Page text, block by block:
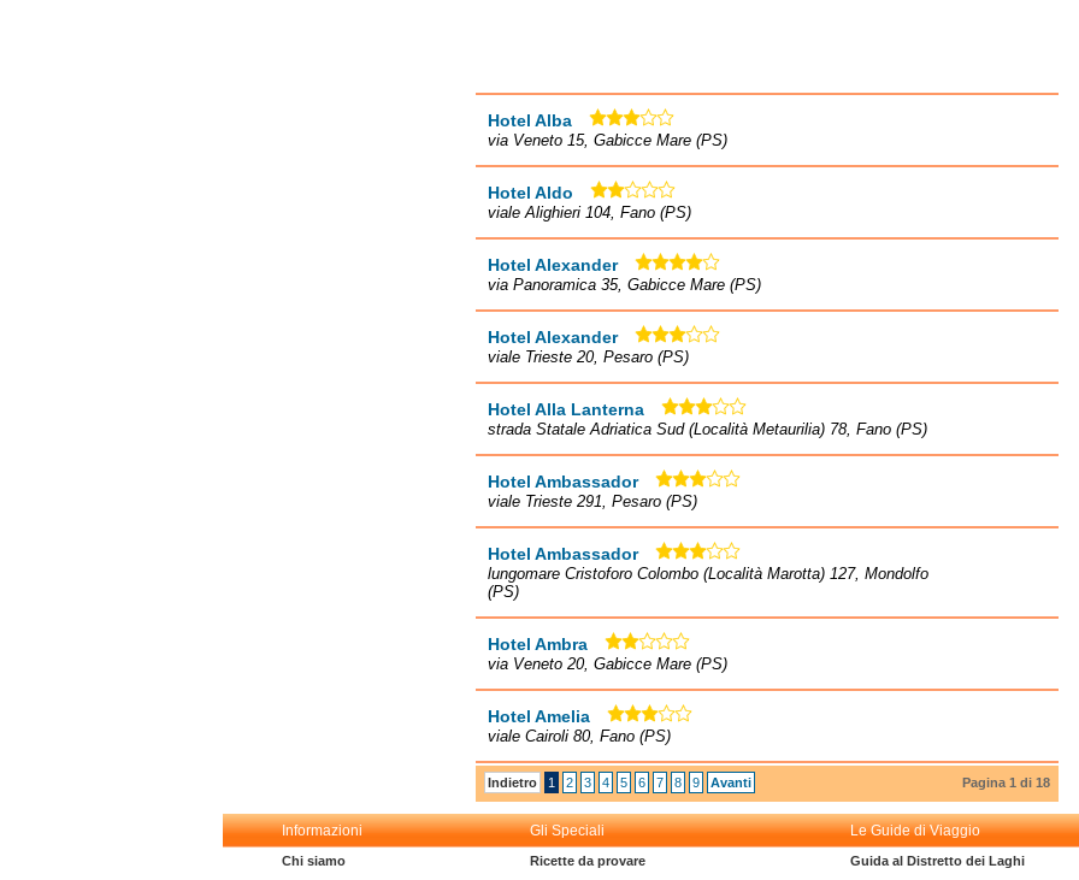
Hotel Alba
via Veneto 15, Gabicce Mare (PS)
Hotel Aldo
viale Alighieri 104, Fano (PS)
Hotel Alexander
via Panoramica 35, Gabicce Mare (PS)
Hotel Alexander
viale Trieste 20, Pesaro (PS)
Hotel Alla Lanterna
strada Statale Adriatica Sud (Località Metaurilia) 78, Fano (PS)
Hotel Ambassador
viale Trieste 291, Pesaro (PS)
Hotel Ambassador
lungomare Cristoforo Colombo (Località Marotta) 127, Mondolfo
(PS)
Hotel Ambra
via Veneto 20, Gabicce Mare (PS)
Hotel Amelia
viale Cairoli 80, Fano (PS)
Indietro 1 2 3 4 5 6 7 8 9 Avanti Pagina 1 di 18
Informazioni Gli Speciali Le Guide di Viaggio
Chi siamo Ricette da provare Guida al Distretto dei Laghi